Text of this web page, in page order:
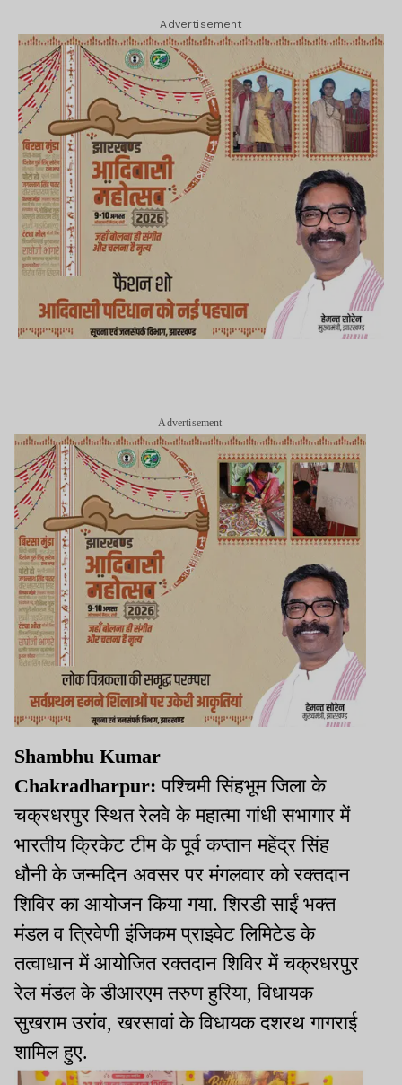
Advertisement
Advertisement
Shambhu Kumar
Chakradharpur:पश्चिमी सिंहभूम जिला के
चक्रधरपुर स्थित रेलवे के महात्मा गांधी सभागार में
भारतीय क्रिकेट टीम के पूर्व कप्तान महेंद्र सिंह
धौनी के जन्मदिन अवसर पर मंगलवार को रक्तदान
शिविर का आयोजन किया गया. शिरडी साईं भक्त
मंडल व त्रिवेणी इंजिकम प्राइवेट लिमिटेड के
तत्वाधान में आयोजित रक्तदान शिविर में चक्रधरपुर
रेल मंडल के डीआरएम तरुण हुरिया, विधायक
सुखराम उरांव, खरसावां के विधायक दशरथ गागराई
शामिल हुए.